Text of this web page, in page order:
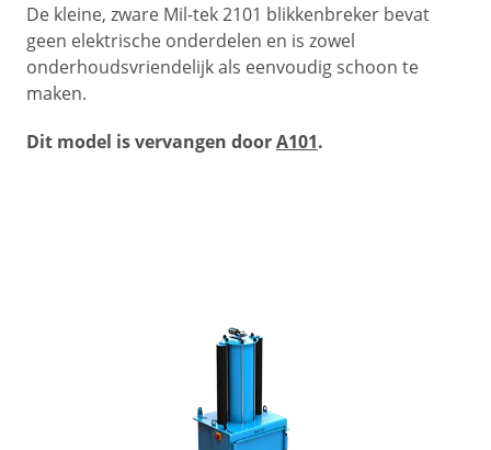
De kleine, zware Mil-tek 2101 blikkenbreker bevat
geen elektrische onderdelen en is zowel
onderhoudsvriendelijk als eenvoudig schoon te
maken.
Dit model is vervangen doorA101.